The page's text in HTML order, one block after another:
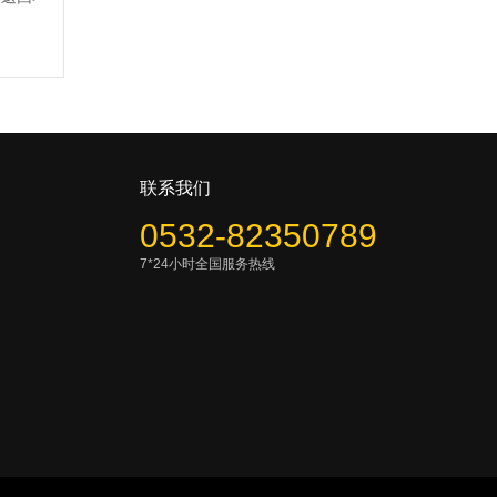
联系我们
0532-82350789
7*24小时全国服务热线